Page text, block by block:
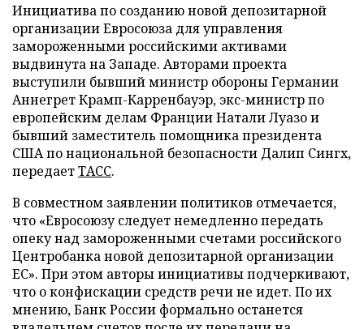
Инициатива по созданию новой депозитарной
организации Евросоюза для управления
замороженными российскими активами
выдвинута на Западе. Авторами проекта
выступили бывший министр обороны Германии
Аннегрет Крамп-Карренбауэр, экс-министр по
европейским делам Франции Натали Луазо и
бывший заместитель помощника президента
США по национальной безопасности Далип Сингх,
передаетТАСС.
В совместном заявлении политиков отмечается,
что «Евросоюзу следует немедленно передать
опеку над замороженными счетами российского
Центробанка новой депозитарной организации
ЕС». При этом авторы инициативы подчеркивают,
что о конфискации средств речи не идет. По их
мнению, Банк России формально останется